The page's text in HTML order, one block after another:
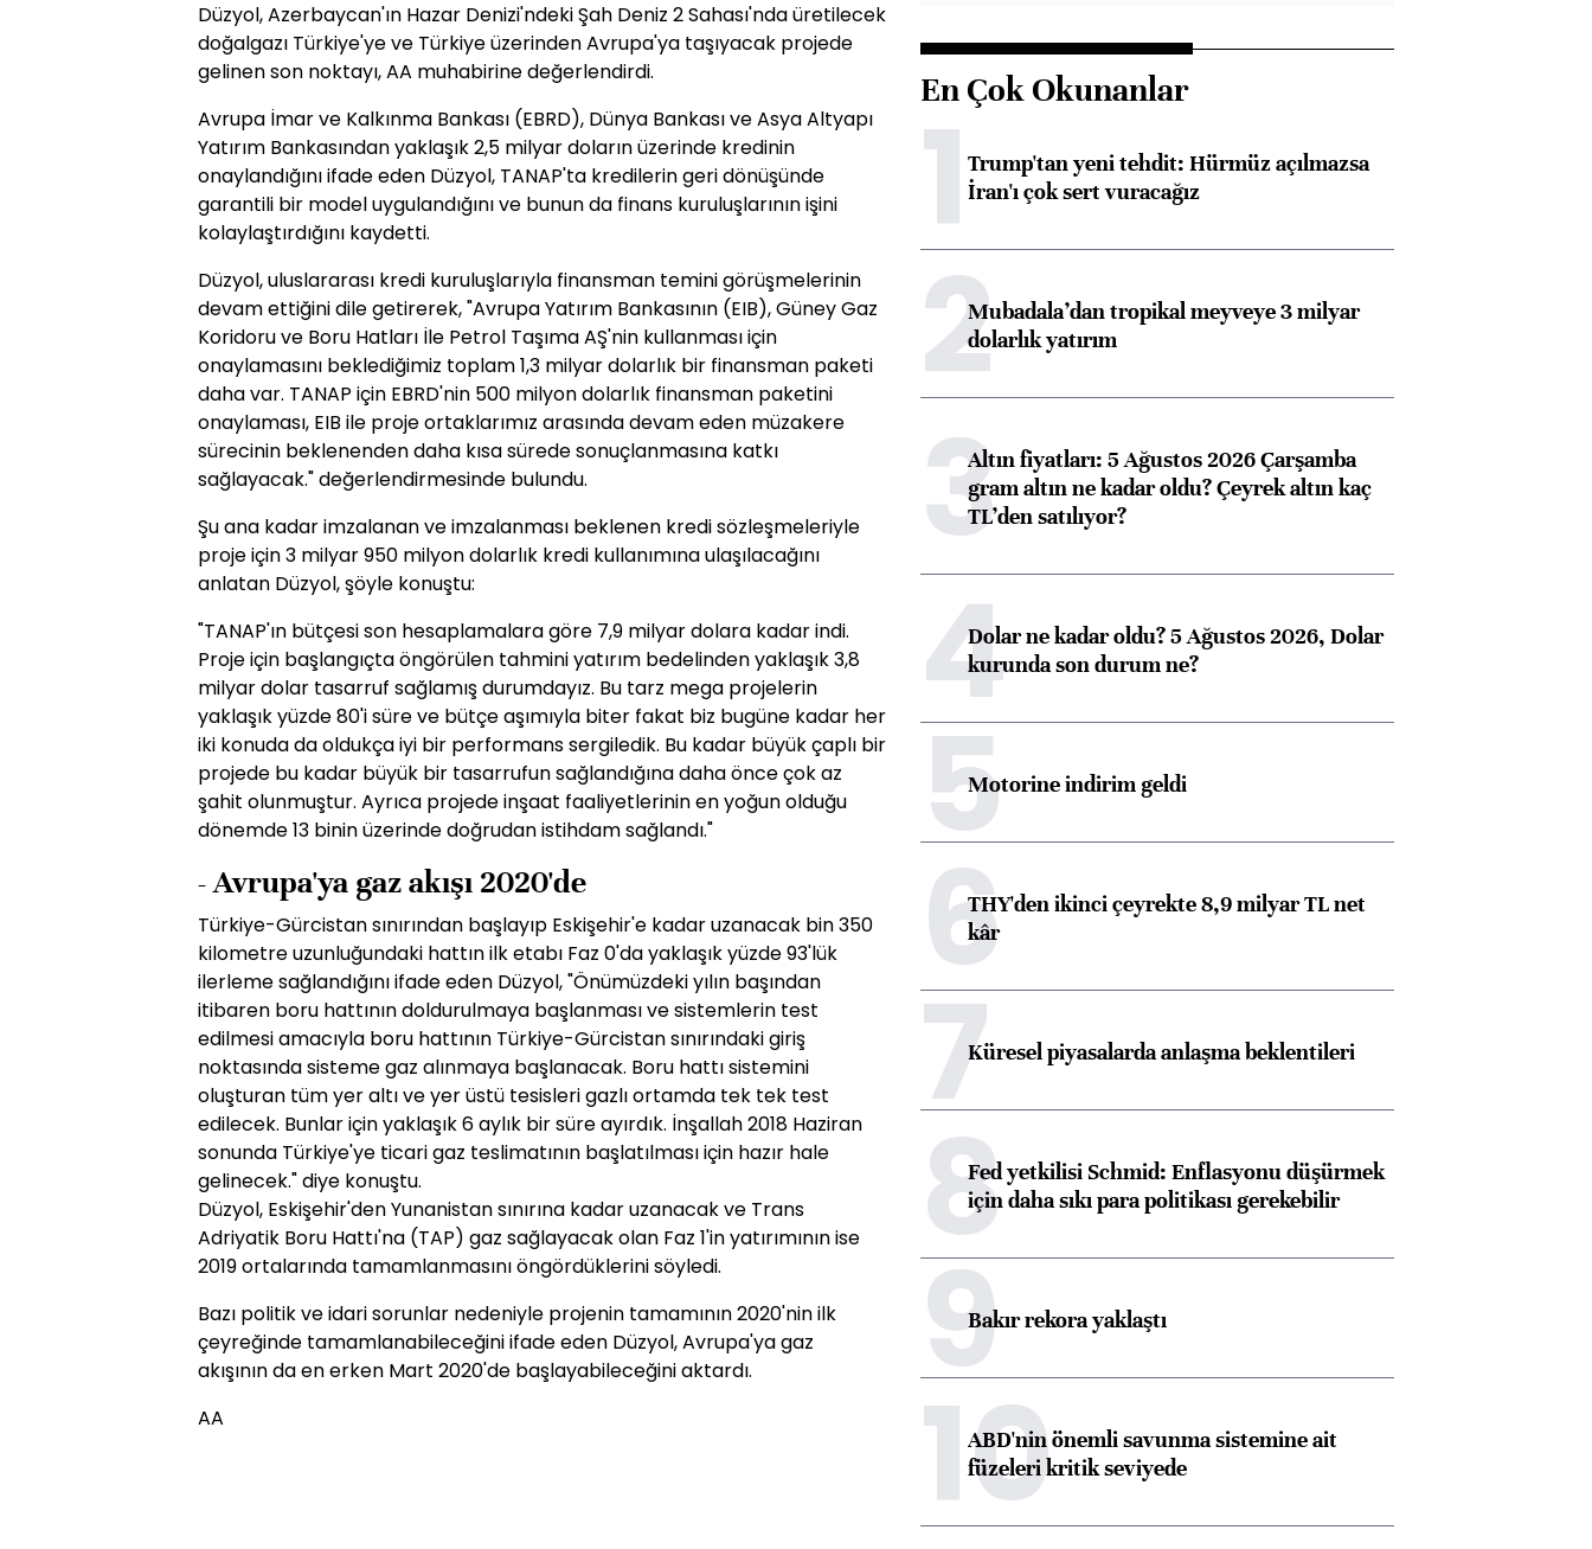
Düzyol, Azerbaycan'ın Hazar Denizi'ndeki Şah Deniz 2 Sahası'nda üretilecek
doğalgazı Türkiye'ye ve Türkiye üzerinden Avrupa'ya taşıyacak projede
gelinen son noktayı, AA muhabirine değerlendirdi.
Avrupa İmar ve Kalkınma Bankası (EBRD), Dünya Bankası ve Asya Altyapı
Yatırım Bankasından yaklaşık 2,5 milyar doların üzerinde kredinin
onaylandığını ifade eden Düzyol, TANAP'ta kredilerin geri dönüşünde
garantili bir model uygulandığını ve bunun da finans kuruluşlarının işini
kolaylaştırdığını kaydetti.
Düzyol, uluslararası kredi kuruluşlarıyla finansman temini görüşmelerinin
devam ettiğini dile getirerek, "Avrupa Yatırım Bankasının (EIB), Güney Gaz
Koridoru ve Boru Hatları İle Petrol Taşıma AŞ'nin kullanması için
onaylamasını beklediğimiz toplam 1,3 milyar dolarlık bir finansman paketi
daha var. TANAP için EBRD'nin 500 milyon dolarlık finansman paketini
onaylaması, EIB ile proje ortaklarımız arasında devam eden müzakere
sürecinin beklenenden daha kısa sürede sonuçlanmasına katkı
sağlayacak." değerlendirmesinde bulundu.
Şu ana kadar imzalanan ve imzalanması beklenen kredi sözleşmeleriyle
proje için 3 milyar 950 milyon dolarlık kredi kullanımına ulaşılacağını
anlatan Düzyol, şöyle konuştu:
"TANAP'ın bütçesi son hesaplamalara göre 7,9 milyar dolara kadar indi.
Proje için başlangıçta öngörülen tahmini yatırım bedelinden yaklaşık 3,8
milyar dolar tasarruf sağlamış durumdayız. Bu tarz mega projelerin
yaklaşık yüzde 80'i süre ve bütçe aşımıyla biter fakat biz bugüne kadar her
iki konuda da oldukça iyi bir performans sergiledik. Bu kadar büyük çaplı bir
projede bu kadar büyük bir tasarrufun sağlandığına daha önce çok az
şahit olunmuştur. Ayrıca projede inşaat faaliyetlerinin en yoğun olduğu
dönemde 13 binin üzerinde doğrudan istihdam sağlandı."
- Avrupa'ya gaz akışı 2020'de
Türkiye-Gürcistan sınırından başlayıp Eskişehir'e kadar uzanacak bin 350
kilometre uzunluğundaki hattın ilk etabı Faz 0'da yaklaşık yüzde 93'lük
ilerleme sağlandığını ifade eden Düzyol, "Önümüzdeki yılın başından
itibaren boru hattının doldurulmaya başlanması ve sistemlerin test
edilmesi amacıyla boru hattının Türkiye-Gürcistan sınırındaki giriş
noktasında sisteme gaz alınmaya başlanacak. Boru hattı sistemini
oluşturan tüm yer altı ve yer üstü tesisleri gazlı ortamda tek tek test
edilecek. Bunlar için yaklaşık 6 aylık bir süre ayırdık. İnşallah 2018 Haziran
sonunda Türkiye'ye ticari gaz teslimatının başlatılması için hazır hale
gelinecek." diye konuştu.
Düzyol, Eskişehir'den Yunanistan sınırına kadar uzanacak ve Trans
Adriyatik Boru Hattı'na (TAP) gaz sağlayacak olan Faz 1'in yatırımının ise
2019 ortalarında tamamlanmasını öngördüklerini söyledi.
Bazı politik ve idari sorunlar nedeniyle projenin tamamının 2020'nin ilk
çeyreğinde tamamlanabileceğini ifade eden Düzyol, Avrupa'ya gaz
akışının da en erken Mart 2020'de başlayabileceğini aktardı.
AA
En Çok Okunanlar
1Trump'tan yeni tehdit: Hürmüz açılmazsa
İran'ı çok sert vuracağız
2Mubadala’dan tropikal meyveye 3 milyar
dolarlık yatırım
3Altın fiyatları: 5 Ağustos 2026 Çarşamba
gram altın ne kadar oldu? Çeyrek altın kaç
TL’den satılıyor?
4Dolar ne kadar oldu? 5 Ağustos 2026, Dolar
kurunda son durum ne?
5Motorine indirim geldi
6THY'den ikinci çeyrekte 8,9 milyar TL net
kâr
7Küresel piyasalarda anlaşma beklentileri
8Fed yetkilisi Schmid: Enflasyonu düşürmek
için daha sıkı para politikası gerekebilir
9Bakır rekora yaklaştı
10
ABD'nin önemli savunma sistemine ait
füzeleri kritik seviyede